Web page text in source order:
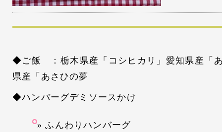
◆ご飯 ：栃木県産「コシヒカリ」愛知県産「
県産「あさひの夢
◆ハンバーグデミソースかけ
ふんわりハンバーグ